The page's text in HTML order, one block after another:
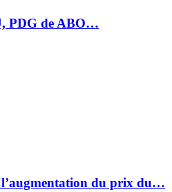
PDG de ABO…
l’augmentation du prix du…